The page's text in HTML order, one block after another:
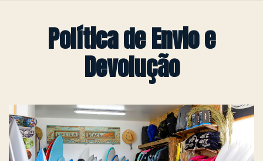
Política de Envio e
Devolução